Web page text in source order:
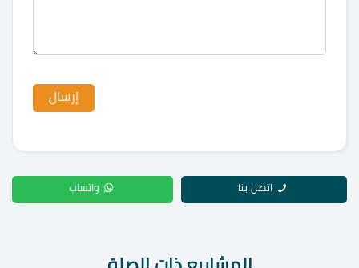
اتصل بنا واتساب